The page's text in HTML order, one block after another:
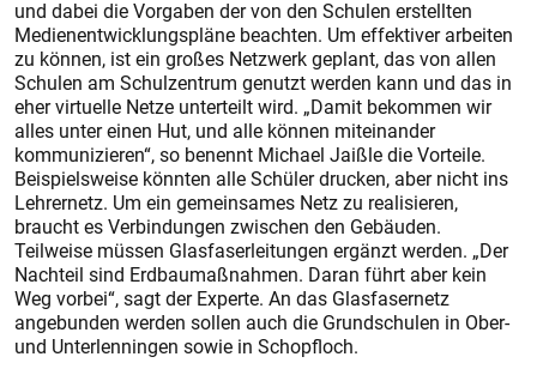
und dabei die Vorgaben der von den Schulen erstellten
Medienentwicklungspläne beachten. Um effektiver arbeiten
zu können, ist ein großes Netzwerk geplant, das von allen
Schulen am Schulzentrum genutzt werden kann und das in
eher virtuelle Netze unterteilt wird. „Damit bekommen wir
alles unter einen Hut, und alle können miteinander
kommunizieren“, so benennt Michael Jaißle die Vorteile.
Beispielsweise könnten alle Schüler drucken, aber nicht ins
Lehrernetz. Um ein gemeinsames Netz zu realisieren,
braucht es Verbindungen zwischen den Gebäuden.
Teilweise müssen Glasfaserleitungen ergänzt werden. „Der
Nachteil sind Erdbaumaßnahmen. Daran führt aber kein
Weg vorbei“, sagt der Experte. An das Glasfasernetz
angebunden werden sollen auch die Grundschulen in Ober-
und Unterlenningen sowie in Schopfloch.